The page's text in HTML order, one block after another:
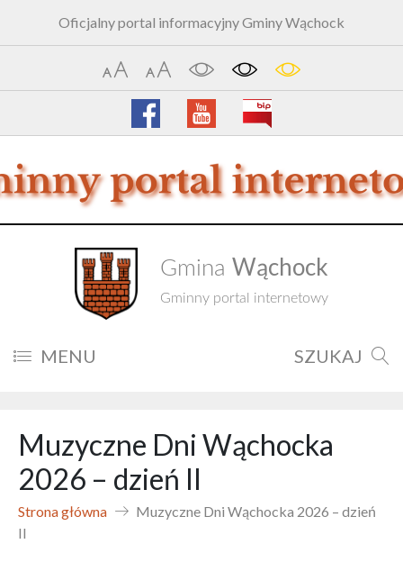
Oficjalny portal informacyjny Gminy Wąchock
Gmina Wąchock
Gminny portal internetowy
MENU SZUKAJ
Muzyczne Dni Wąchocka
2026 – dzień II
Strona główna
Muzyczne Dni Wąchocka 2026 – dzień
II